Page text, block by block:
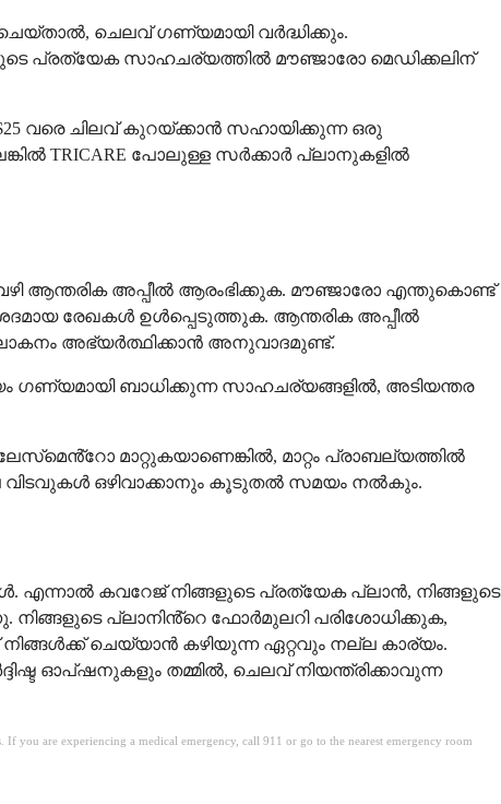
ചെലവ് ഗണ്യമായി വർദ്ധിക്കും.
പ്രത്യേക സാഹചര്യത്തിൽ മൗഞ്ജാരോ മെഡിക്കലിന്
വരെ ചിലവ് കുറയ്ക്കാൻ സഹായിക്കുന്ന ഒരു
TRICARE പോലുള്ള സർക്കാർ പ്ലാനുകളിൽ
ആന്തരിക അപ്പീൽ ആരംഭിക്കുക. മൗഞ്ജാരോ എന്തുകൊണ്ട്
രേഖകൾ ഉൾപ്പെടുത്തുക. ആന്തരിക അപ്പീൽ
അഭ്യർത്ഥിക്കാൻ അനുവാദമുണ്ട്.
ബാധിക്കുന്ന സാഹചര്യങ്ങളിൽ, അടിയന്തര
മാറ്റുകയാണെങ്കിൽ, മാറ്റം പ്രാബല്യത്തിൽ
വിടവുകൾ ഒഴിവാക്കാനും കൂടുതൽ സമയം നൽകും.
എന്നാൽ കവറേജ് നിങ്ങളുടെ പ്രത്യേക പ്ലാൻ, നിങ്ങളുടെ
നിങ്ങളുടെ പ്ലാനിൻ്റെ ഫോർമുലറി പരിശോധിക്കുക,
ചെയ്യാൻ കഴിയുന്ന ഏറ്റവും നല്ല കാര്യം.
ഓപ്ഷനുകളും തമ്മിൽ, ചെലവ് നിയന്ത്രിക്കാവുന്ന
you are experiencing a medical emergency, call 911 or go to the nearest emergency room